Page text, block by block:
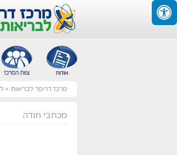
מרכז דרימר לבריאות >
מכתבי תודה